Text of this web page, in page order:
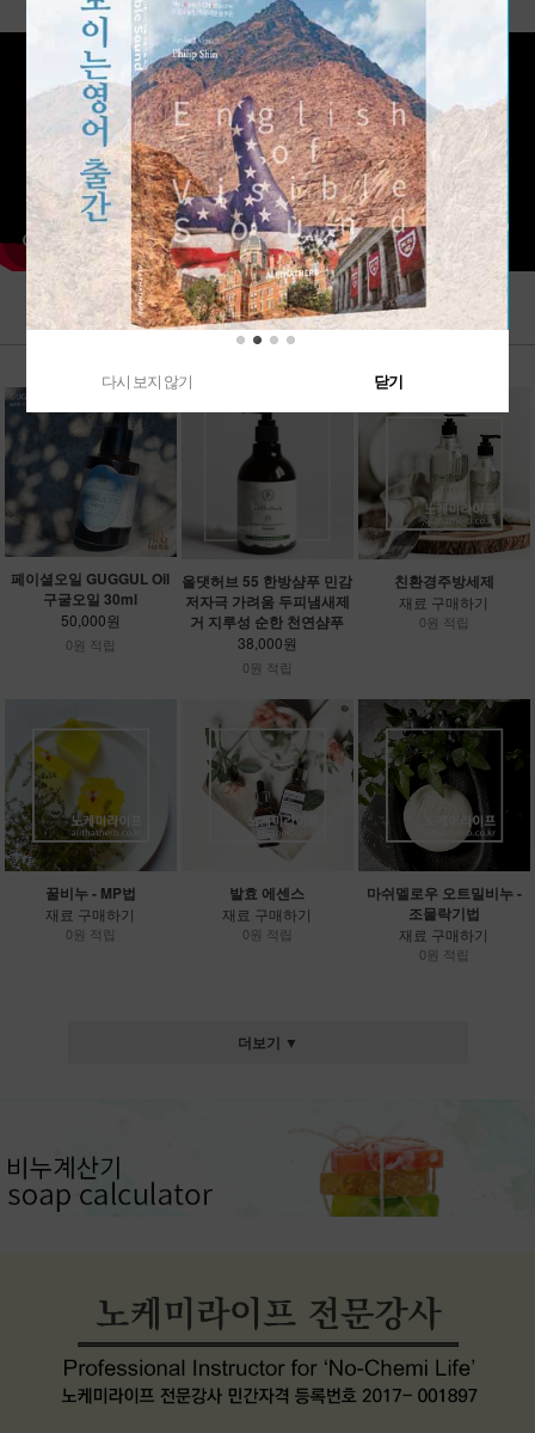
페이셜오일 GUGGUL Oil
구굴오일 30ml
50,000원
0원 적립
올댓허브 55 한방샴푸 민감
저자극 가려움 두피냄새제
거 지루성 순한 천연샴푸
38,000원
0원 적립
친환경주방세제
재료 구매하기
0원 적립
꿀비누 - MP법
재료 구매하기
0원 적립
발효 에센스
재료 구매하기
0원 적립
마쉬멜로우 오트밀비누 -
조물락기법
재료 구매하기
0원 적립
더보기 ▼
다시 보지 않기 닫기